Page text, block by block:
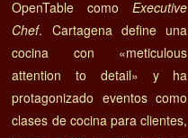
OpenTable comoExecutive
Chef. Cartagena define una
cocina con «meticulous
attention to detail» y ha
protagonizado eventos como
clases de cocina para clientes,